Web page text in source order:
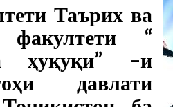
Таърих ва
“
ҳуқуқи” –и
давлати